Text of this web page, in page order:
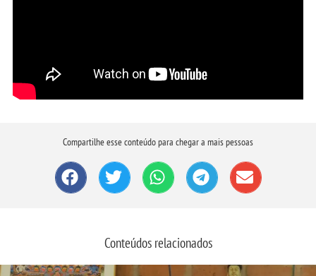
Compartilhe esse conteúdo para chegar a mais pessoas
Conteúdos relacionados